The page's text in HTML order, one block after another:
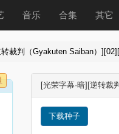
音乐 合集 其它
转裁判（Gyakuten Saiban）
[光荣字幕·暗][逆转裁
下载种子